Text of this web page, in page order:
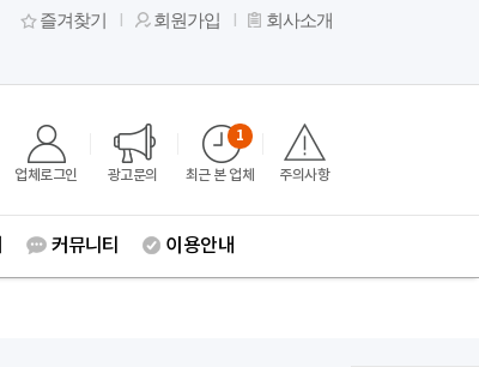
즐겨찾기 회원가입 회사소개
업체로그인 광고문의 최근 본 업체
1
주의사항
커뮤니티 이용안내